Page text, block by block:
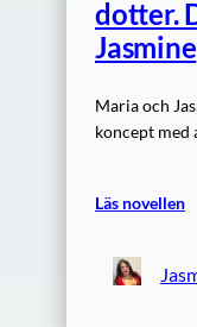
dotter.
Jasmine
Maria och
koncept med
Läs novellen